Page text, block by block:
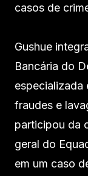
casos de
Gushue
Bancária do
especializada
fraudes e
participou da
geral do
em um caso